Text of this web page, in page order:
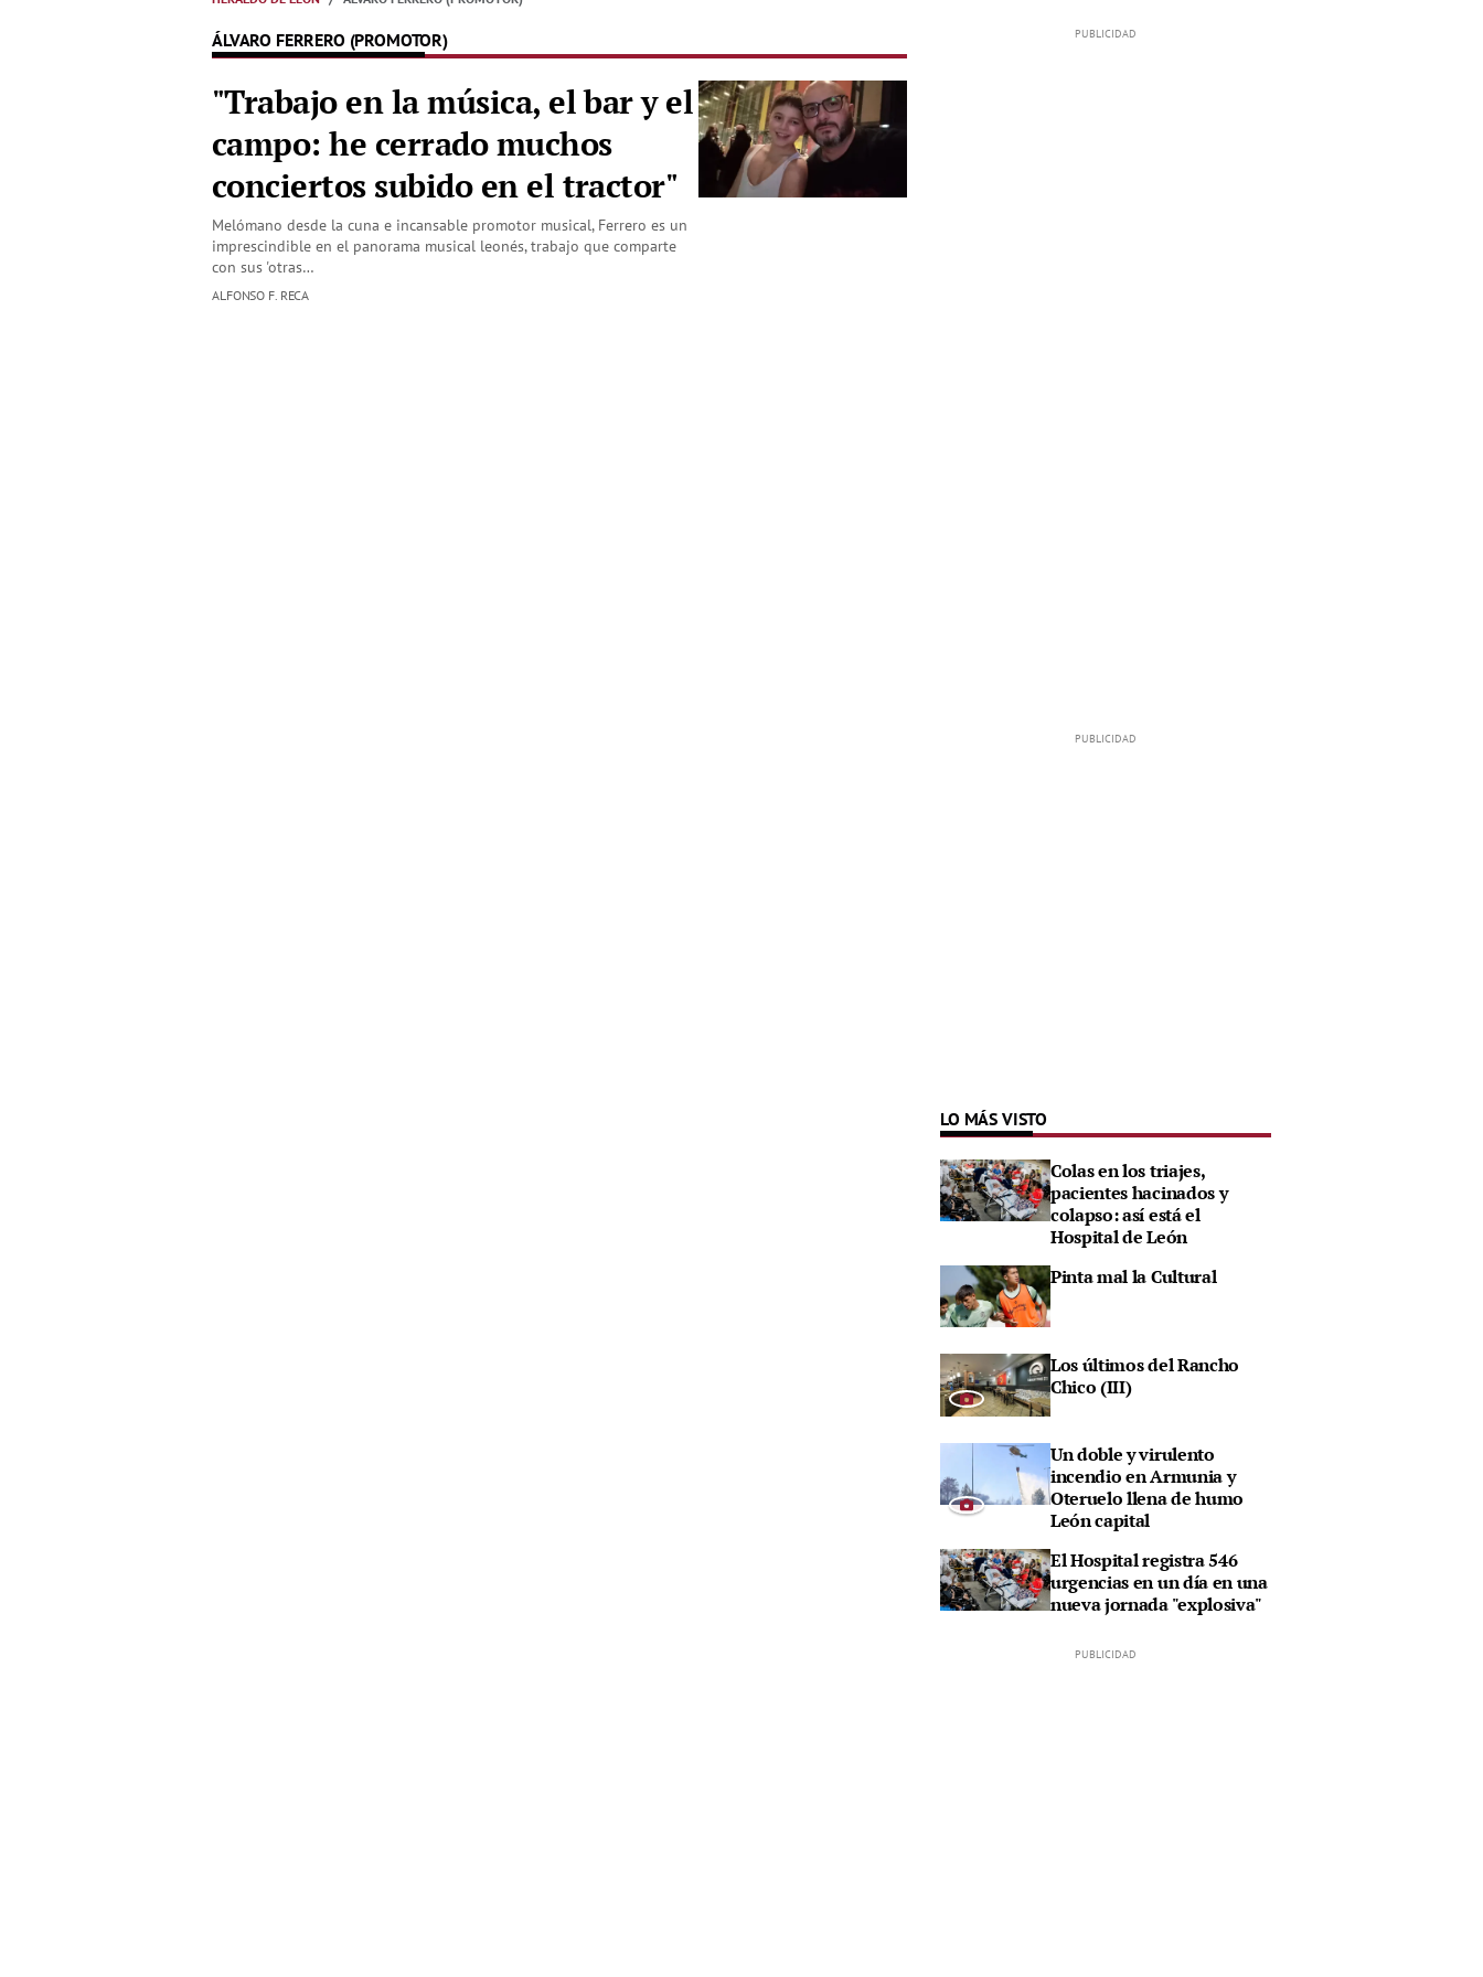
ÁLVARO FERRERO (PROMOTOR)
"Trabajo en la música, el bar y el
campo: he cerrado muchos
conciertos subido en el tractor"
Melómano desde la cuna e incansable promotor musical, Ferrero es un
imprescindible en el panorama musical leonés, trabajo que comparte
con sus 'otras…
ALFONSO F. RECA
LO MÁS VISTO
Colas en los triajes,
pacientes hacinados y
colapso: así está el
Hospital de León
Pinta mal la Cultural
Los últimos del Rancho
Chico (III)
Un doble y virulento
incendio en Armunia y
Oteruelo llena de humo
León capital
El Hospital registra 546
urgencias en un día en una
nueva jornada "explosiva"